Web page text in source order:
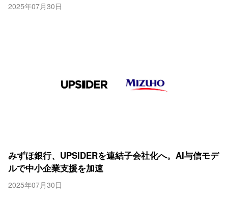
2025年07月30日
みずほ銀行、UPSIDERを連結子会社化へ。AI与信モデ
ルで中小企業支援を加速
2025年07月30日